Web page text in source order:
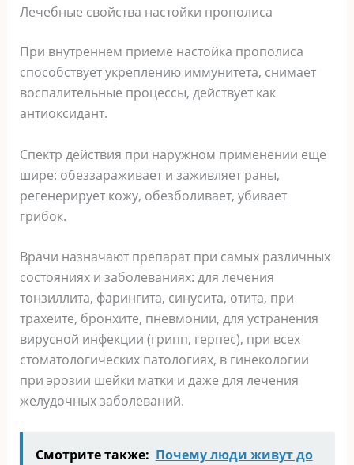
Лечебные свойства настойки прополиса
При внутреннем приеме настойка прополиса
способствует укреплению иммунитета, снимает
воспалительные процессы, действует как
антиоксидант.
Спектр действия при наружном применении еще
шире: обеззараживает и заживляет раны,
регенерирует кожу, обезболивает, убивает
грибок.
Врачи назначают препарат при самых различных
состояниях и заболеваниях: для лечения
тонзиллита, фарингита, синусита, отита, при
трахеите, бронхите, пневмонии, для устранения
вирусной инфекции (грипп, герпес), при всех
стоматологических патологиях, в гинекологии
при эрозии шейки матки и даже для лечения
желудочных заболеваний.
Смотрите также: Почему люди живут до